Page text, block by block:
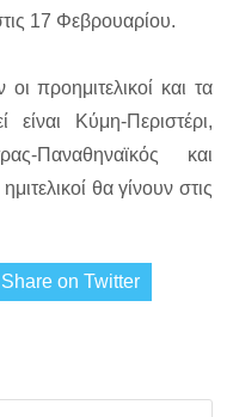
17 Φεβρουαρίου.
προημιτελικοί και τα
είναι Κύμη-Περιστέρι,
Παναθηναϊκός και
θα γίνουν στις
Share on Twitter